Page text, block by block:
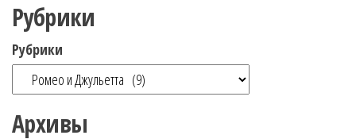
Рубрики
Рубрики
Архивы